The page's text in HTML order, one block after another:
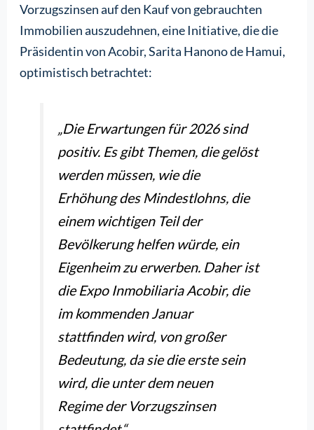
Vorzugszinsen auf den Kauf von gebrauchten
Immobilien auszudehnen, eine Initiative, die die
Präsidentin von Acobir, Sarita Hanono de Hamui,
optimistisch betrachtet:
„Die Erwartungen für 2026 sind
positiv. Es gibt Themen, die gelöst
werden müssen, wie die
Erhöhung des Mindestlohns, die
einem wichtigen Teil der
Bevölkerung helfen würde, ein
Eigenheim zu erwerben. Daher ist
die Expo Inmobiliaria Acobir, die
im kommenden Januar
stattfinden wird, von großer
Bedeutung, da sie die erste sein
wird, die unter dem neuen
Regime der Vorzugszinsen